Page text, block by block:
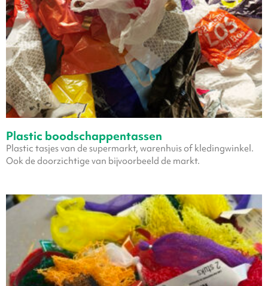
Plastic boodschappentassen
Plastic tasjes van de supermarkt, warenhuis of kledingwinkel.
Ook de doorzichtige van bijvoorbeeld de markt.